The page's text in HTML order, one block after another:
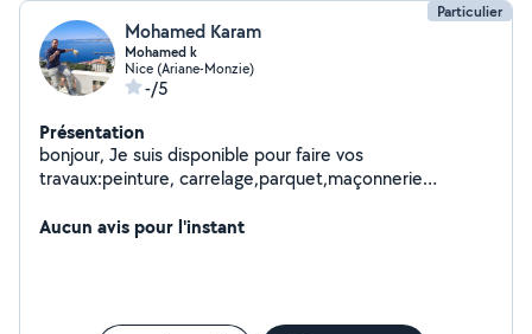
Particulier
Mohamed Karam
Mohamed k
Nice (Ariane-Monzie)
-/5
Présentation
bonjour, Je suis disponible pour faire vos
travaux:peinture, carrelage,parquet,maçonnerie
devis gratuit) Cordialement
Aucun avis pour l'instant